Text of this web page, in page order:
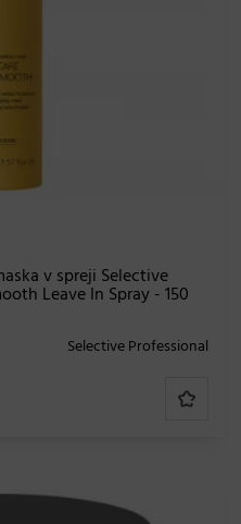
​​v spreji Selective
Leave In Spray - 150
Selective Professional